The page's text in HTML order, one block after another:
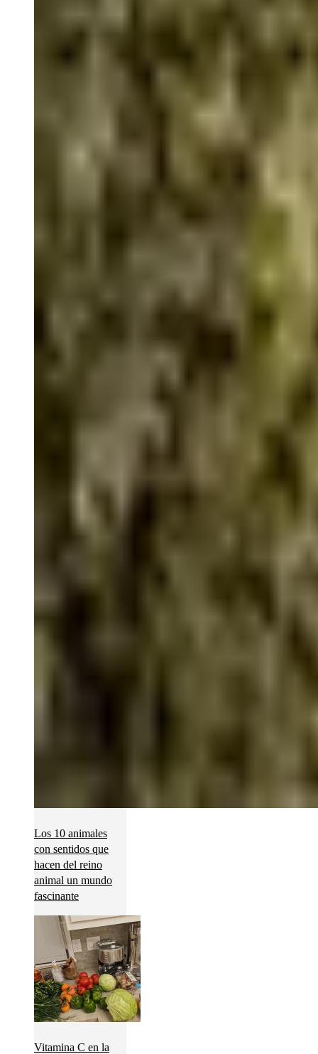
Los 10 animales
con sentidos que
hacen del reino
animal un mundo
fascinante
Vitamina C en la